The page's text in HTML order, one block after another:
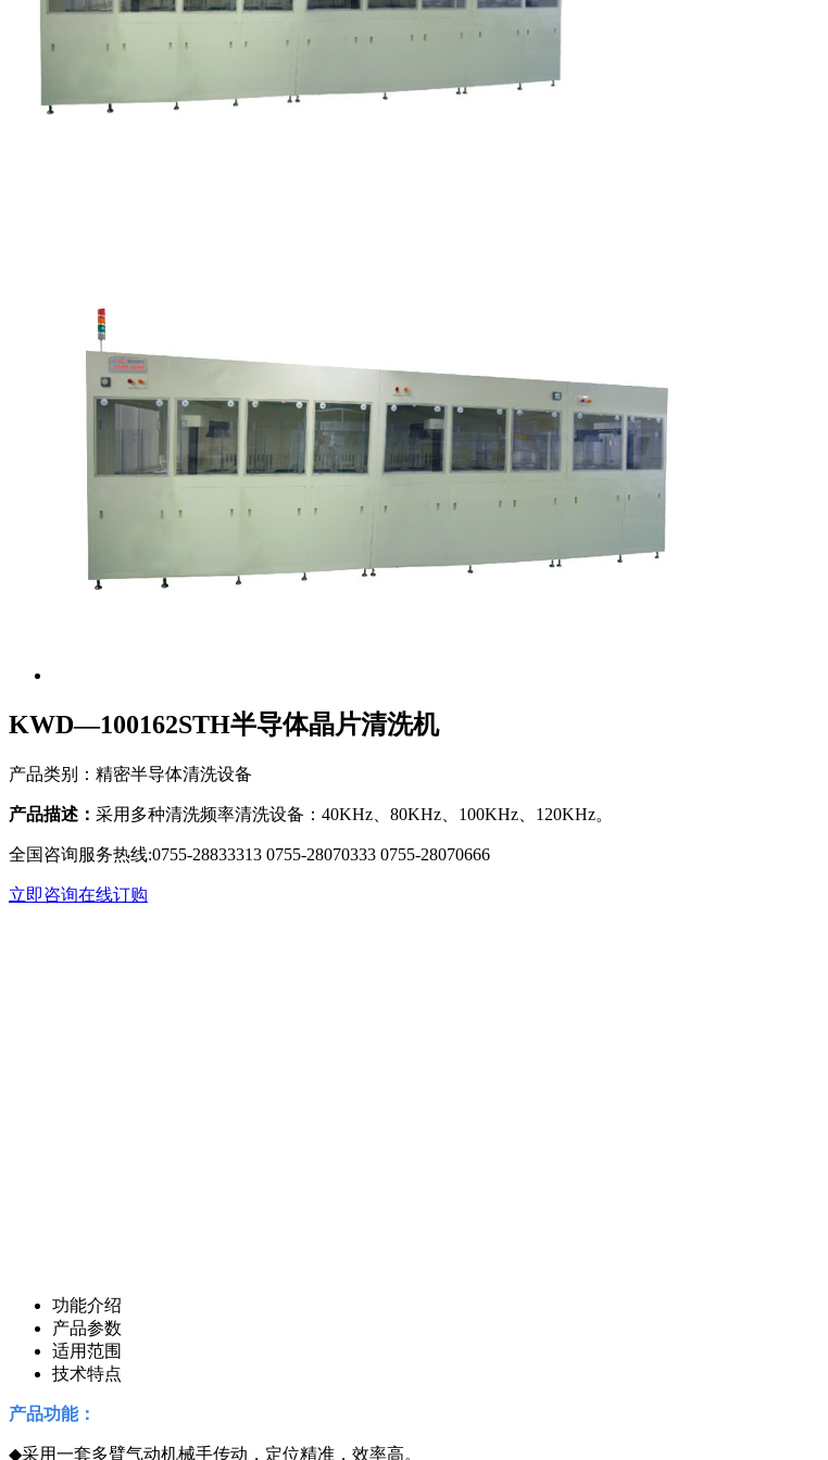
KWD—100162STH半导体晶片清洗机
产品类别：精密半导体清洗设备
产品描述： 采用多种清洗频率清洗设备：40KHz、80KHz、100KHz、120KHz。
全国咨询服务热线:0755-28833313 0755-28070333 0755-28070666
立即咨询在线订购
功能介绍
产品参数
适用范围
技术特点
产品功能：
◆采用一套多臂气动机械手传动，定位精准，效率高。